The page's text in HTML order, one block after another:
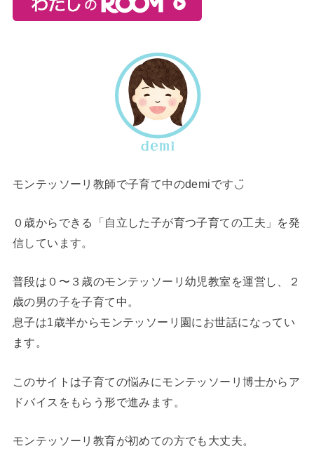
モンテッソーリ教師で子育て中のdemiです◡̈
０歳からできる「自立した子が育つ子育ての工夫」を発
信しています。
普段は０〜３歳のモンテッソーリ幼児教室を運営し、２
歳の男の子を子育て中。
息子は1歳半からモンテッソーリ園にお世話になってい
ます。
このサイトは子育ての悩みにモンテッソーリ博士からア
ドバイスをもらう形で進みます。
モンテッソーリ教育が初めての方でも大丈夫。